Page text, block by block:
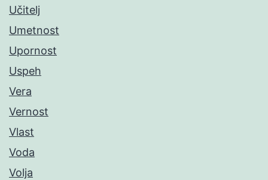
Učitelj
Umetnost
Upornost
Uspeh
Vera
Vernost
Vlast
Voda
Volja